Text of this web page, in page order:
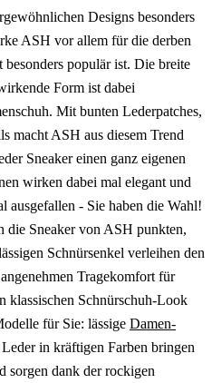
Designs besonders
ASH vor allem für die derben
besonders populär ist. Die breite
Form ist dabei
Mit bunten Lederpatches,
macht ASH aus diesem Trend
Sneaker einen ganz eigenen
wirken dabei mal elegant und
ausgefallen - Sie haben die Wahl!
Sneaker von ASH punkten,
Schnürsenkel verleihen den
Tragekomfort für
klassischen Schnürschuh-Look
für Sie: lässige Damen-
in kräftigen Farben bringen
sorgen dank der rockigen